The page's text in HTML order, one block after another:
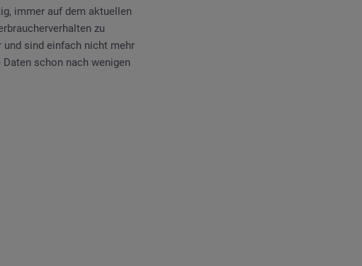
immer auf dem aktuellen
zu
und sind einfach nicht mehr
schon nach wenigen